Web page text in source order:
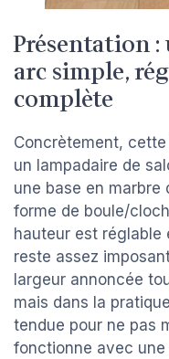
Présentation :
arc simple,
complète
Concrètement,
un lampadaire de
une base en
forme de boule/
hauteur est réglable
reste assez
largeur annoncée
mais dans la
tendue pour ne pas
fonctionne avec une